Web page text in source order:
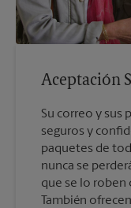
Aceptación
Su correo y sus
seguros y
paquetes de
nunca se
que se lo roben
También